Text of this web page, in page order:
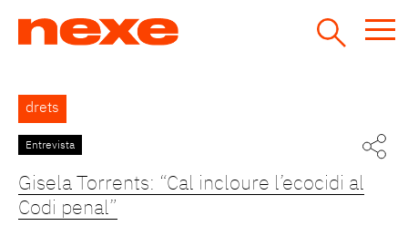
Back
to
top
drets
Entrevista
Gisela Torrents: “Cal incloure l’ecocidi al
Codi penal”